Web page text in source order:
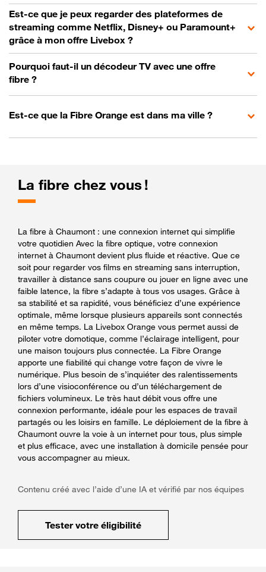
Est-ce que je peux regarder des plateformes de
streaming comme Netflix, Disney+ ou Paramount+
grâce à mon offre Livebox ?
Pourquoi faut-il un décodeur TV avec une offre
fibre ?
Est-ce que la Fibre Orange est dans ma ville ?
La fibre chez vous !
La fibre à Chaumont : une connexion internet qui simplifie
votre quotidien Avec la fibre optique, votre connexion
internet à Chaumont devient plus fluide et réactive. Que ce
soit pour regarder vos films en streaming sans interruption,
travailler à distance sans coupure ou jouer en ligne avec une
faible latence, la fibre s’adapte à tous vos usages. Grâce à
sa stabilité et sa rapidité, vous bénéficiez d’une expérience
optimale, même lorsque plusieurs appareils sont connectés
en même temps. La Livebox Orange vous permet aussi de
piloter votre domotique, comme l’éclairage intelligent, pour
une maison toujours plus connectée. La Fibre Orange
apporte une fiabilité qui change votre façon de vivre le
numérique. Plus besoin de s’inquiéter des ralentissements
lors d’une visioconférence ou d’un téléchargement de
fichiers volumineux. Le très haut débit vous offre une
connexion performante, idéale pour les espaces de travail
partagés ou les loisirs en famille. Le déploiement de la fibre à
Chaumont ouvre la voie à un internet pour tous, plus simple
et plus efficace, avec une installation à domicile pensée pour
vous accompagner au mieux.
Contenu créé avec l’aide d’une IA et vérifié par nos équipes
Tester votre éligibilité